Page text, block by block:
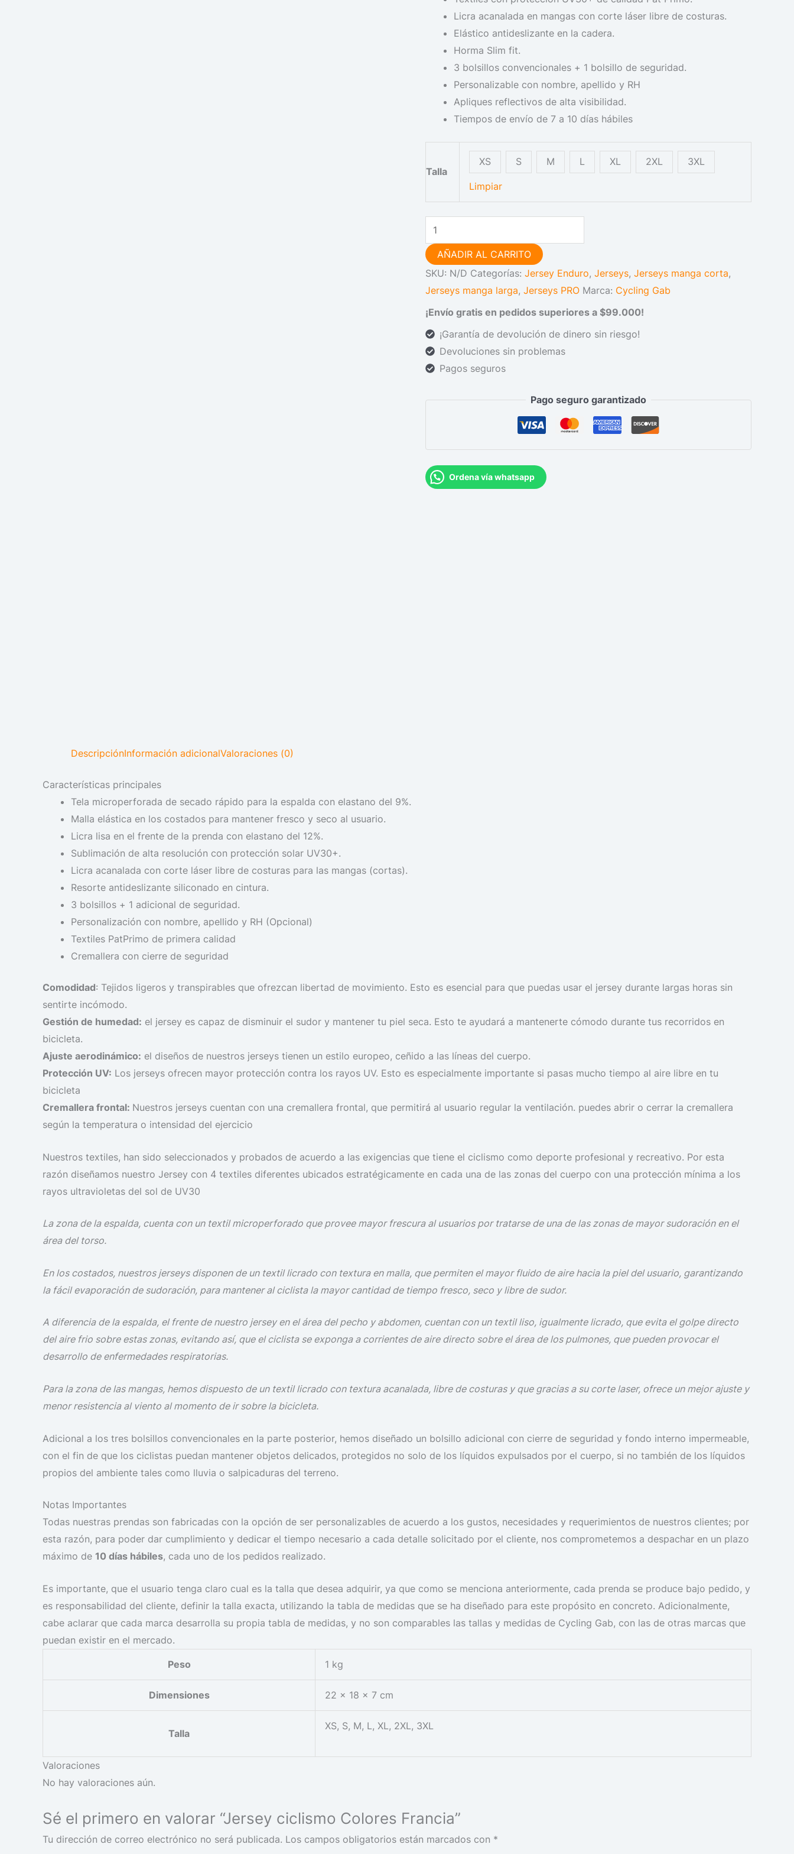
Licra acanalada en mangas con corte láser libre de costuras.
Elástico antideslizante en la cadera.
Horma Slim fit.
3 bolsillos convencionales + 1 bolsillo de seguridad.
Personalizable con nombre, apellido y RH
Apliques reflectivos de alta visibilidad.
Tiempos de envío de 7 a 10 días hábiles
Talla
XS S M L XL 2XL 3XL
Limpiar
AÑADIR AL CARRITO
SKU: N/D Categorías: Jersey Enduro, Jerseys, Jerseys manga corta,
Jerseys manga larga, Jerseys PRO Marca: Cycling Gab
¡Envío gratis en pedidos superiores a $99.000!
¡Garantía de devolución de dinero sin riesgo!
Devoluciones sin problemas
Pagos seguros
Pago seguro garantizado
Ordena vía whatsapp
DescripciónInformación adicionalValoraciones (0)
Características principales
Tela microperforada de secado rápido para la espalda con elastano del 9%.
Malla elástica en los costados para mantener fresco y seco al usuario.
Licra lisa en el frente de la prenda con elastano del 12%.
Sublimación de alta resolución con protección solar UV30+.
Licra acanalada con corte láser libre de costuras para las mangas (cortas).
Resorte antideslizante siliconado en cintura.
3 bolsillos + 1 adicional de seguridad.
Personalización con nombre, apellido y RH (Opcional)
Textiles PatPrimo de primera calidad
Cremallera con cierre de seguridad
Comodidad: Tejidos ligeros y transpirables que ofrezcan libertad de movimiento. Esto es esencial para que puedas usar el jersey durante largas horas sin
sentirte incómodo.
Gestión de humedad: el jersey es capaz de disminuir el sudor y mantener tu piel seca. Esto te ayudará a mantenerte cómodo durante tus recorridos en
bicicleta.
Ajuste aerodinámico: el diseños de nuestros jerseys tienen un estilo europeo, ceñido a las líneas del cuerpo.
Protección UV: Los jerseys ofrecen mayor protección contra los rayos UV. Esto es especialmente importante si pasas mucho tiempo al aire libre en tu
bicicleta
Cremallera frontal: Nuestros jerseys cuentan con una cremallera frontal, que permitirá al usuario regular la ventilación. puedes abrir o cerrar la cremallera
según la temperatura o intensidad del ejercicio
Nuestros textiles, han sido seleccionados y probados de acuerdo a las exigencias que tiene el ciclismo como deporte profesional y recreativo. Por esta
razón diseñamos nuestro Jersey con 4 textiles diferentes ubicados estratégicamente en cada una de las zonas del cuerpo con una protección mínima a los
rayos ultravioletas del sol de UV30
La zona de la espalda, cuenta con un textil microperforado que provee mayor frescura al usuarios por tratarse de una de las zonas de mayor sudoración en el
área del torso.
En los costados, nuestros jerseys disponen de un textil licrado con textura en malla, que permiten el mayor fluido de aire hacia la piel del usuario, garantizando
la fácil evaporación de sudoración, para mantener al ciclista la mayor cantidad de tiempo fresco, seco y libre de sudor.
A diferencia de la espalda, el frente de nuestro jersey en el área del pecho y abdomen, cuentan con un textil liso, igualmente licrado, que evita el golpe directo
del aire frio sobre estas zonas, evitando así, que el ciclista se exponga a corrientes de aire directo sobre el área de los pulmones, que pueden provocar el
desarrollo de enfermedades respiratorias.
Para la zona de las mangas, hemos dispuesto de un textil licrado con textura acanalada, libre de costuras y que gracias a su corte laser, ofrece un mejor ajuste y
menor resistencia al viento al momento de ir sobre la bicicleta.
Adicional a los tres bolsillos convencionales en la parte posterior, hemos diseñado un bolsillo adicional con cierre de seguridad y fondo interno impermeable,
con el fin de que los ciclistas puedan mantener objetos delicados, protegidos no solo de los líquidos expulsados por el cuerpo, si no también de los líquidos
propios del ambiente tales como lluvia o salpicaduras del terreno.
Notas Importantes
Todas nuestras prendas son fabricadas con la opción de ser personalizables de acuerdo a los gustos, necesidades y requerimientos de nuestros clientes; por
esta razón, para poder dar cumplimiento y dedicar el tiempo necesario a cada detalle solicitado por el cliente, nos comprometemos a despachar en un plazo
máximo de 10 días hábiles, cada uno de los pedidos realizado.
Es importante, que el usuario tenga claro cual es la talla que desea adquirir, ya que como se menciona anteriormente, cada prenda se produce bajo pedido, y
es responsabilidad del cliente, definir la talla exacta, utilizando la tabla de medidas que se ha diseñado para este propósito en concreto. Adicionalmente,
cabe aclarar que cada marca desarrolla su propia tabla de medidas, y no son comparables las tallas y medidas de Cycling Gab, con las de otras marcas que
puedan existir en el mercado.
Peso 1 kg
Dimensiones 22 × 18 × 7 cm
Talla
XS, S, M, L, XL, 2XL, 3XL
Valoraciones
No hay valoraciones aún.
Sé el primero en valorar “Jersey ciclismo Colores Francia”
Tu dirección de correo electrónico no será publicada. Los campos obligatorios están marcados con *